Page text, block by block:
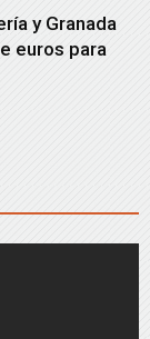
y Granada
euros para